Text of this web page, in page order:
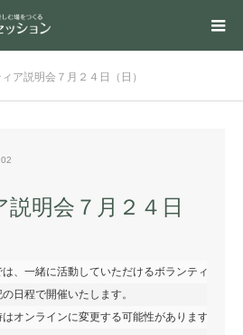
ア説明会７月２４日（日）
明会７月２４日
、一緒に活動していただけるボランティアを
日程で開催いたします。
オンラインに変更する可能性があります。